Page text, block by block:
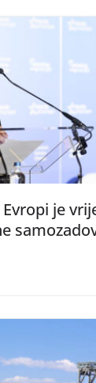
je